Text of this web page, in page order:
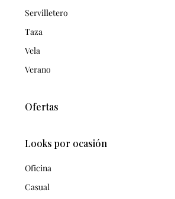
Servilletero
Taza
Vela
Verano
Ofertas
Looks por ocasión
Oficina
Casual